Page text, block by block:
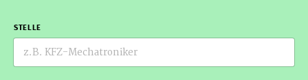
STELLE